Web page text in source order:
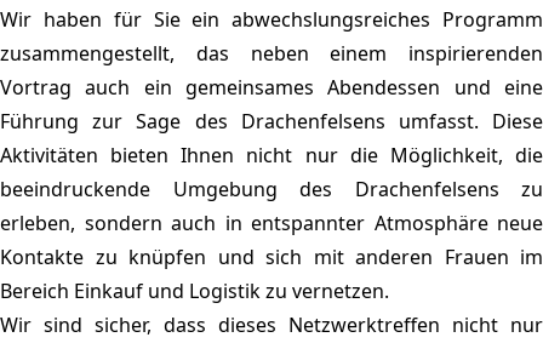
Wir haben für Sie ein abwechslungsreiches Programm
zusammengestellt, das neben einem inspirierenden
Vortrag auch ein gemeinsames Abendessen und eine
Führung zur Sage des Drachenfelsens umfasst. Diese
Aktivitäten bieten Ihnen nicht nur die Möglichkeit, die
beeindruckende Umgebung des Drachenfelsens zu
erleben, sondern auch in entspannter Atmosphäre neue
Kontakte zu knüpfen und sich mit anderen Frauen im
Bereich Einkauf und Logistik zu vernetzen.
Wir sind sicher, dass dieses Netzwerktreffen nicht nur